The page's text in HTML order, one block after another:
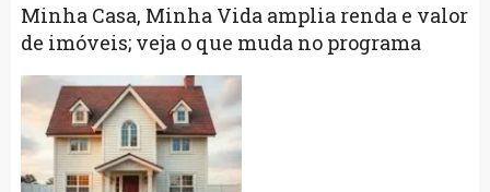
Minha Casa, Minha Vida amplia renda e valor
de imóveis; veja o que muda no programa